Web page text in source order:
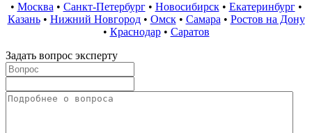
• Москва • Санкт-Петербург• Новосибирск• Екатеринбург•
Казань• Нижний Новгород• Омск• Самара • Ростов на Дону
• Краснодар• Саратов
Задать вопрос эксперту